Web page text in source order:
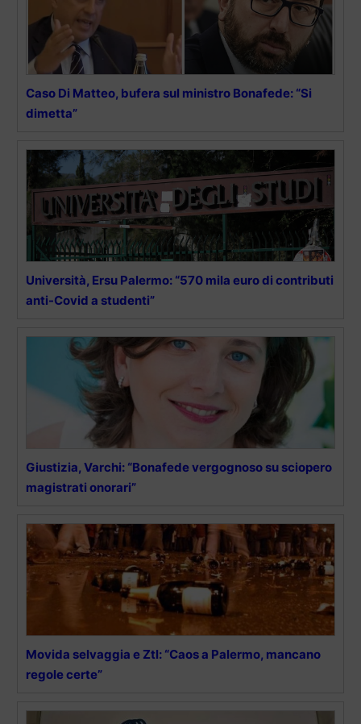
Caso Di Matteo, bufera sul ministro Bonafede: “Si
dimetta”
Università, Ersu Palermo: “570 mila euro di contributi
anti-Covid a studenti”
Giustizia, Varchi: “Bonafede vergognoso su sciopero
magistrati onorari”
Movida selvaggia e Ztl: “Caos a Palermo, mancano
regole certe”